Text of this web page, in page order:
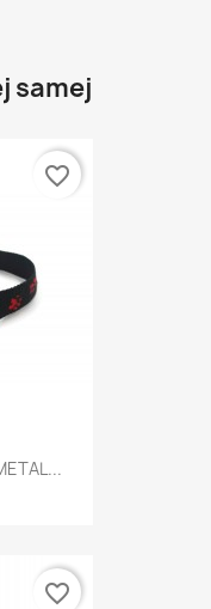
samej
favorite_border
favorite_border